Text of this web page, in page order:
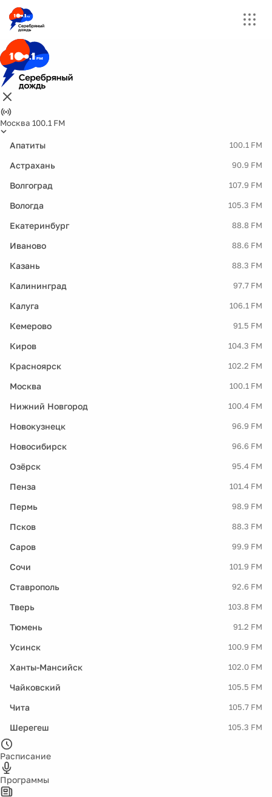
Москва 100.1 FM
Апатиты 100.1 FM
Астрахань 90.9 FM
Волгоград 107.9 FM
Вологда 105.3 FM
Екатеринбург 88.8 FM
Иваново 88.6 FM
Казань 88.3 FM
Калининград 97.7 FM
Калуга 106.1 FM
Кемерово 91.5 FM
Киров 104.3 FM
Красноярск 102.2 FM
Москва 100.1 FM
Нижний Новгород 100.4 FM
Новокузнецк 96.9 FM
Новосибирск 96.6 FM
Озёрск 95.4 FM
Пенза 101.4 FM
Пермь 98.9 FM
Псков 88.3 FM
Саров 99.9 FM
Сочи 101.9 FM
Ставрополь 92.6 FM
Тверь 103.8 FM
Тюмень 91.2 FM
Усинск 100.9 FM
Ханты-Мансийск 102.0 FM
Чайковский 105.5 FM
Чита 105.7 FM
Шерегеш 105.3 FM
Расписание
Программы